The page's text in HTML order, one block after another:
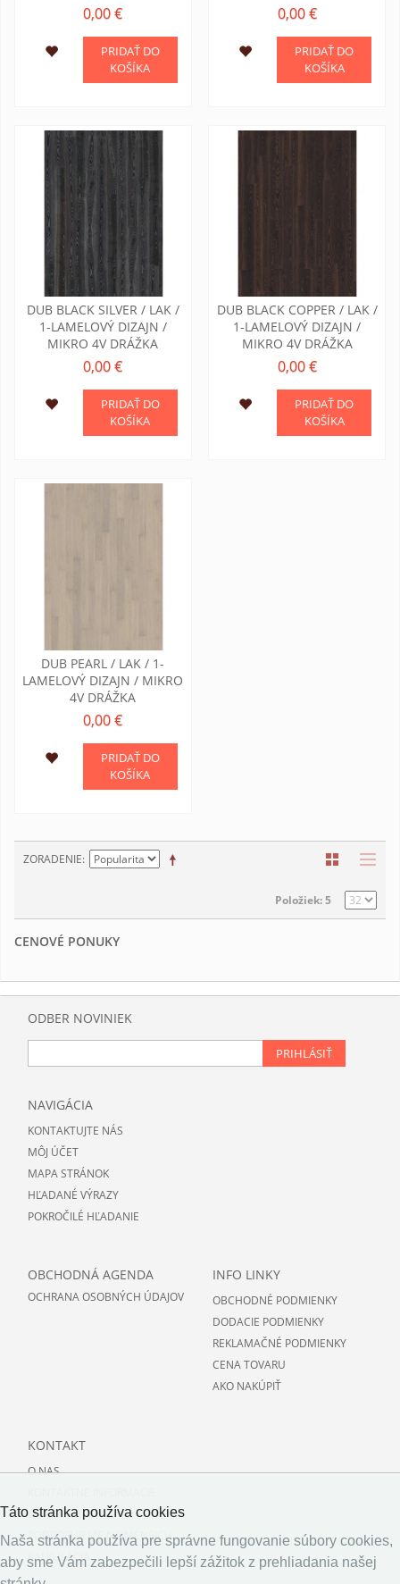
0,00 €
PRIDAŤ DO
KOŠÍKA
0,00 €
PRIDAŤ DO
KOŠÍKA
DUB BLACK SILVER / LAK /
1-LAMELOVÝ DIZAJN /
MIKRO 4V DRÁŽKA
0,00 €
PRIDAŤ DO
KOŠÍKA
DUB BLACK COPPER / LAK /
1-LAMELOVÝ DIZAJN /
MIKRO 4V DRÁŽKA
0,00 €
PRIDAŤ DO
KOŠÍKA
DUB PEARL / LAK / 1-
LAMELOVÝ DIZAJN / MIKRO
4V DRÁŽKA
0,00 €
PRIDAŤ DO
KOŠÍKA
ZORADENIE
Položiek: 5
CENOVÉ PONUKY
ODBER NOVINIEK
PRIHLÁSIŤ
NAVIGÁCIA
KONTAKTUJTE NÁS
MÔJ ÚČET
MAPA STRÁNOK
HĽADANÉ VÝRAZY
POKROČILÉ HĽADANIE
OBCHODNÁ AGENDA
OCHRANA OSOBNÝCH ÚDAJOV
INFO LINKY
OBCHODNÉ PODMIENKY
DODACIE PODMIENKY
REKLAMAČNÉ PODMIENKY
CENA TOVARU
AKO NAKÚPIŤ
KONTAKT
O NAS
O PODLAHACH
PODPORUJEME NAJMENSICH
KALKULÁCIA
Táto stránka používa cookies
Naša stránka používa pre správne fungovanie súbory cookies,
aby sme Vám zabezpečili lepší zážitok z prehliadania našej